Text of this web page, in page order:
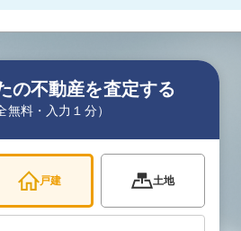
の不動産を査定する
無料・入力１分）
戸建 土地